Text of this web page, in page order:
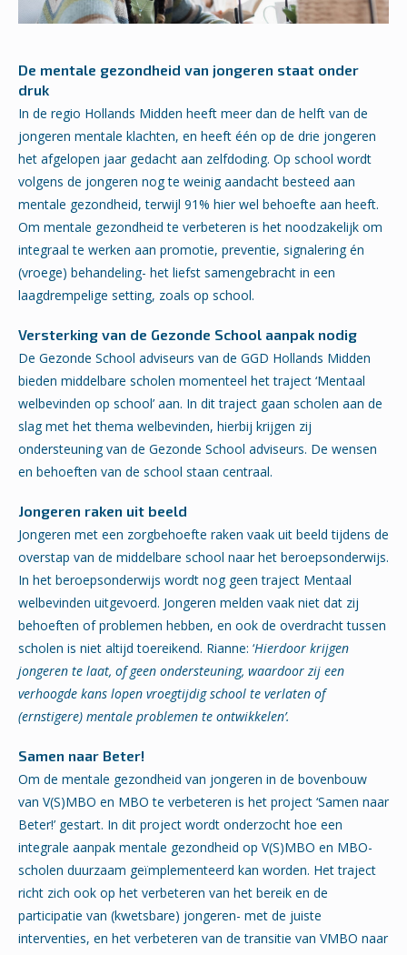
De mentale gezondheid van jongeren staat onder
druk
In de regio Hollands Midden heeft meer dan de helft van de
jongeren mentale klachten, en heeft één op de drie jongeren
het afgelopen jaar gedacht aan zelfdoding. Op school wordt
volgens de jongeren nog te weinig aandacht besteed aan
mentale gezondheid, terwijl 91% hier wel behoefte aan heeft.
Om mentale gezondheid te verbeteren is het noodzakelijk om
integraal te werken aan promotie, preventie, signalering én
(vroege) behandeling- het liefst samengebracht in een
laagdrempelige setting, zoals op school.
Versterking van de Gezonde School aanpak nodig
De Gezonde School adviseurs van de GGD Hollands Midden
bieden middelbare scholen momenteel het traject ‘Mentaal
welbevinden op school’ aan. In dit traject gaan scholen aan de
slag met het thema welbevinden, hierbij krijgen zij
ondersteuning van de Gezonde School adviseurs. De wensen
en behoeften van de school staan centraal.
Jongeren raken uit beeld
Jongeren met een zorgbehoefte raken vaak uit beeld tijdens de
overstap van de middelbare school naar het beroepsonderwijs.
In het beroepsonderwijs wordt nog geen traject Mentaal
welbevinden uitgevoerd. Jongeren melden vaak niet dat zij
behoeften of problemen hebben, en ook de overdracht tussen
scholen is niet altijd toereikend. Rianne: ‘Hierdoor krijgen
jongeren te laat, of geen ondersteuning, waardoor zij een
verhoogde kans lopen vroegtijdig school te verlaten of
(ernstigere) mentale problemen te ontwikkelen’.
Samen naar Beter!
Om de mentale gezondheid van jongeren in de bovenbouw
van V(S)MBO en MBO te verbeteren is het project ‘Samen naar
Beter!’ gestart. In dit project wordt onderzocht hoe een
integrale aanpak mentale gezondheid op V(S)MBO en MBO-
scholen duurzaam geïmplementeerd kan worden. Het traject
richt zich ook op het verbeteren van het bereik en de
participatie van (kwetsbare) jongeren- met de juiste
interventies, en het verbeteren van de transitie van VMBO naar